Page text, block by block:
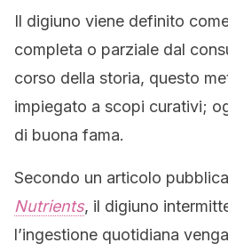
Il digiuno viene definito
completa o parziale dal
corso della storia, questo
impiegato a scopi curativi;
di buona fama.
Secondo un articolo
Nutrients, il digiuno
l’ingestione quotidiana